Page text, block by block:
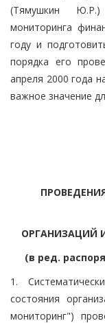
(Тямушкин Ю.Р.)
мониторинга
году и
порядка его
апреля 2000 года
важное значение
ОРГАНИЗАЦИЙ
(в ред.
1.
состояния
мониторинг")